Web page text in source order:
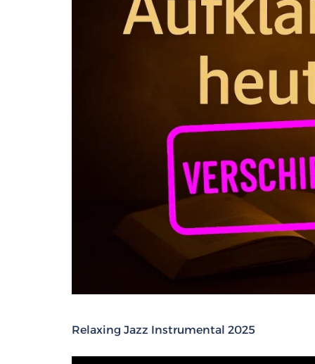
Relaxing Jazz Instrumental 2025